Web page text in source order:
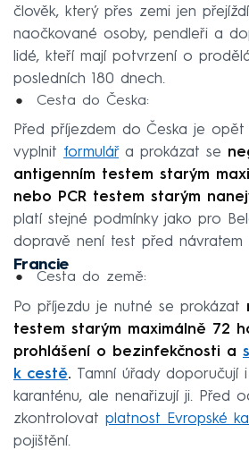
člověk, který přes zemi jen
naočkované osoby, pendleři a
lidé, kteří mají potvrzení o
posledních 180 dnech.
Cesta do Česka:
Před příjezdem do Česka je opět
vyplnit formulářa prokázat se
antigenním testem starým
nebo PCR testem starým
platí stejné podmínky jako pro
dopravě není test před návratem
Francie
Cesta do země:
Po příjezdu je nutné se prokázat
testem starým maximálně 72
prohlášení o bezinfekčnosti a
k cestě. Tamní úřady doporučují
karanténu, ale nenařizují ji. Před
zkontrolovat platnost Evropské
pojištění.